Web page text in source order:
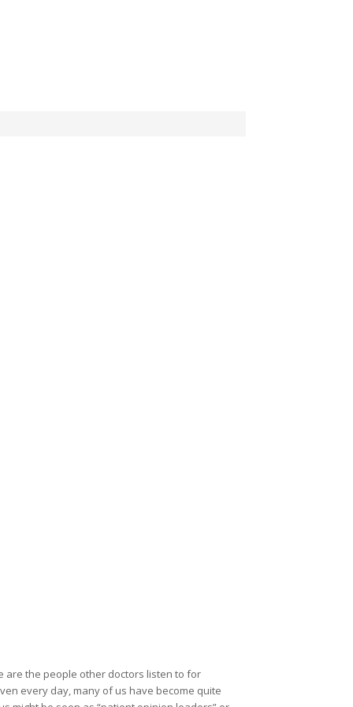
are the people other doctors listen to for
every day, many of us have become quite